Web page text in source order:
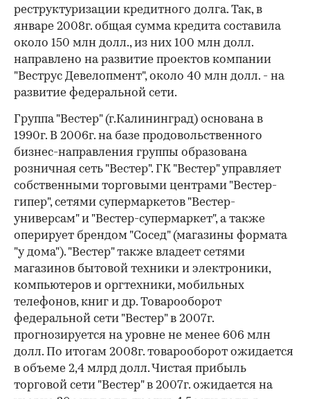
реструктуризации кредитного долга. Так, в
январе 2008г. общая сумма кредита составила
около 150 млн долл., из них 100 млн долл.
направлено на развитие проектов компании
"Веструс Девелопмент", около 40 млн долл. - на
развитие федеральной сети.
Группа "Вестер" (г.Калининград) основана в
1990г. В 2006г. на базе продовольственного
бизнес-направления группы образована
розничная сеть "Вестер". ГК "Вестер" управляет
собственными торговыми центрами "Вестер-
гипер", сетями супермаркетов "Вестер-
универсам" и "Вестер-супермаркет", а также
оперирует брендом "Сосед" (магазины формата
"у дома"). "Вестер" также владеет сетями
магазинов бытовой техники и электроники,
компьютеров и оргтехники, мобильных
телефонов, книг и др. Товарооборот
федеральной сети "Вестер" в 2007г.
прогнозируется на уровне не менее 606 млн
долл. По итогам 2008г. товарооборот ожидается
в объеме 2,4 млрд долл. Чистая прибыль
торговой сети "Вестер" в 2007г. ожидается на